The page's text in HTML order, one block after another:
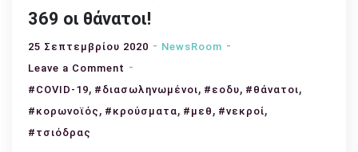
369 οι θάνατοι!
25 Σεπτεμβρίου 2020
NewsRoom
Leave a Comment on
ΕΟΔΥ:
16.913
#COVID-19, #διασωληνωμένοι, #εοδυ, #θάνατοι,
#κορωνοϊός , #κρούσματα, #μεθ , #νεκροί,
#τσιόδρας